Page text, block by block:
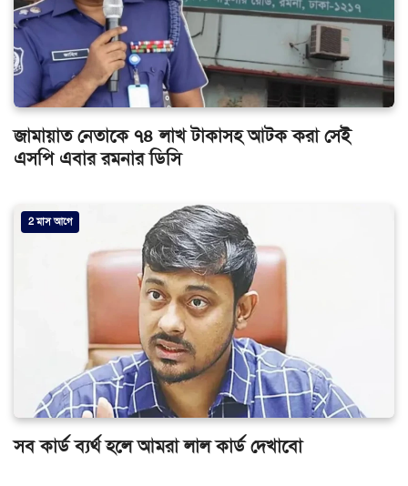
জামায়াত নেতাকে ৭৪ লাখ টাকাসহ আটক করা সেই
এসপি এবার রমনার ডিসি
2 মাস আগে
সব কার্ড ব্যর্থ হলে আমরা লাল কার্ড দেখাবো